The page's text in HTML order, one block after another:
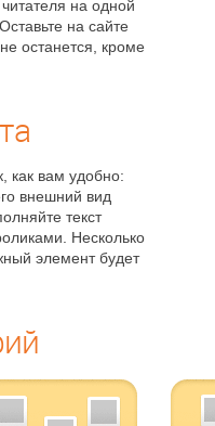
на одной
на сайте
останется, кроме
как вам удобно:
внешний вид
текст
Несколько
элемент будет